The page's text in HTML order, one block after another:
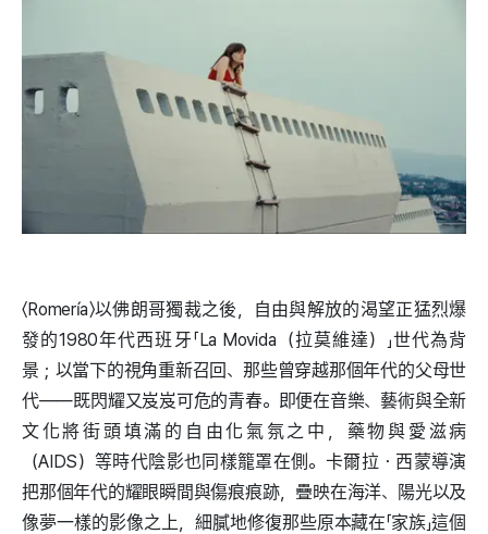
〈Romería〉以佛朗哥獨裁之後，自由與解放的渴望正猛烈爆
發的1980年代西班牙「La Movida（拉莫維達）」世代為背
景；以當下的視角重新召回、那些曾穿越那個年代的父母世
代——既閃耀又岌岌可危的青春。
即便在音樂、藝術與全新
文化將街頭填滿的自由化氣氛之中，藥物與愛滋病
（AIDS）等時代陰影也同樣籠罩在側。卡爾拉・西蒙導演
把那個年代的耀眼瞬間與傷痕痕跡，疊映在海洋、陽光以及
像夢一樣的影像之上，細膩地修復那些原本藏在「家族」這個